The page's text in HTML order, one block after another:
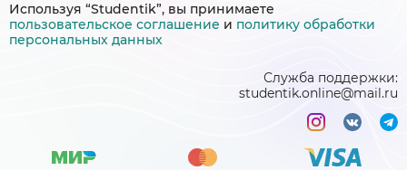
Используя “Studentik”, вы принимаете
пользовательское соглашение и политику обработки
персональных данных
Служба поддержки:
studentik.online@mail.ru